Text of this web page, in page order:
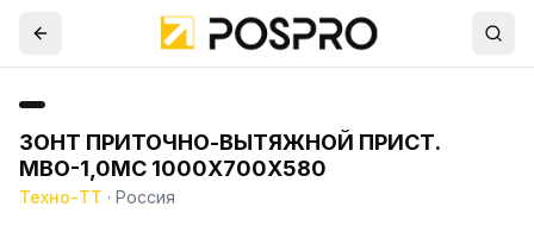
ЗОНТ ПРИТОЧНО-ВЫТЯЖНОЙ ПРИСТ.
МВО-1,0МС 1000Х700Х580
Техно-ТТ · Россия